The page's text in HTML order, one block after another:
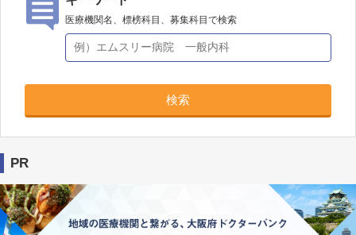
医療機関名、標榜科目、募集科目で検索
検索
PR